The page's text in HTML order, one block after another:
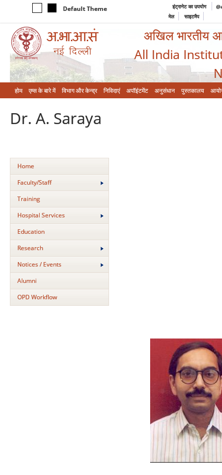
Default Theme इंट्रानेट का उपयोग
मेल
साइटमैप
अखिल भारतीय
All India
होम एम्‍स के बारे में विभाग और केन्‍द्र निविदाएं अपॉइंटमेंट अनुसंधान पुस्तकालय
Dr. A. Saraya
Home
Faculty/Staff
Training
Hospital Services
Education
Research
Notices / Events
Alumni
OPD Workflow